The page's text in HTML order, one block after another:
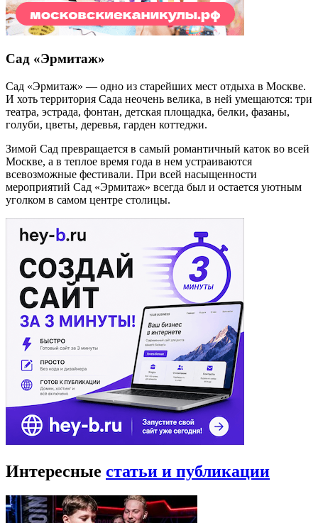
Сад «Эрмитаж»
Сад «Эрмитаж» — одно из старейших мест отдыха в Москве.
И хоть территория Сада неочень велика, в ней умещаются: три
театра, эстрада, фонтан, детская площадка, белки, фазаны,
голуби, цветы, деревья, гарден коттеджи.
Зимой Сад превращается в самый романтичный каток во всей
Москве, а в теплое время года в нем устраиваются
всевозможные фестивали. При всей насыщенности
мероприятий Сад «Эрмитаж» всегда был и остается уютным
уголком в самом центре столицы.
Интересные статьи и публикации